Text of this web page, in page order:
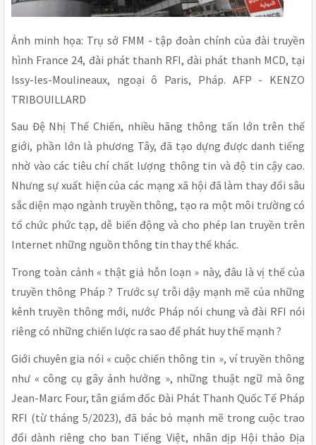
Ảnh minh họa: Trụ sở FMM - tập đoàn chính của đài truyền
hình France 24, đài phát thanh RFI, đài phát thanh MCD, tại
Issy-les-Moulineaux, ngoại ô Paris, Pháp. AFP - KENZO
TRIBOUILLARD
Sau Đệ Nhị Thế Chiến, nhiều hãng thông tấn lớn trên thế
giới, phần lớn là phương Tây, đã tạo dựng được danh tiếng
nhờ vào các tiêu chí chất lượng thông tin và độ tin cậy cao.
Nhưng sự xuất hiện của các mạng xã hội đã làm thay đổi sâu
sắc diện mạo ngành truyền thông, tạo ra một môi trường có
tổ chức phức tạp, dễ biến động và cho phép lan truyền trên
Internet những nguồn thông tin thay thế khác.
Trong toàn cảnh « thật giả hỗn loạn » này, đâu là vị thế của
truyền thông Pháp ? Trước sự trỗi dậy mạnh mẽ của những
kênh truyền thông mới, nước Pháp nói chung và đài RFI nói
riêng có những chiến lược ra sao để phát huy thế mạnh ?
Giới chuyên gia nói « cuộc chiến thông tin », ví truyền thông
như « công cụ gây ảnh hưởng », những thuật ngữ mà ông
Jean-Marc Four, tân giám đốc Đài Phát Thanh Quốc Tế Pháp
RFI (từ tháng 5/2023), đã bác bỏ mạnh mẽ trong cuộc trao
đổi dành riêng cho ban Tiếng Việt, nhân dịp Hội thảo Địa